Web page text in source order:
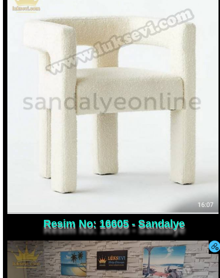
Resim No: 16605 - Sandalye